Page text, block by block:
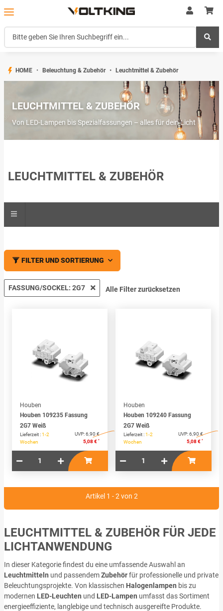
HOME Beleuchtung & Zubehör Leuchtmittel & Zubehör
LEUCHTMITTEL & ZUBEHÖR
Von LED-Lampen bis Spezialfassungen – alles für dein Licht
LEUCHTMITTEL & ZUBEHÖR
FILTER UND SORTIERUNG
FASSUNG/SOCKEL: 2G7 Alle Filter zurücksetzen
Houben
Houben 109235 Fassung
2G7 Weiß
Lieferzeit :1-2
Wochen
UVP:6,90 €
5,08 € *
Houben
Houben 109240 Fassung
2G7 Weiß
Lieferzeit :1-2
Wochen
UVP:6,90 €
5,08 € *
Artikel 1 - 2 von 2
LEUCHTMITTEL & ZUBEHÖR FÜR JEDE
LICHTANWENDUNG
In dieser Kategorie findest du eine umfassende Auswahl an
Leuchtmitteln und passendemZubehörfür professionelle und private
Beleuchtungsprojekte. Von klassischen Halogenlampen bis zu
modernen LED-Leuchten und LED-Lampen umfasst das Sortiment
energieeffiziente, langlebige und technisch ausgereifte Produkte.